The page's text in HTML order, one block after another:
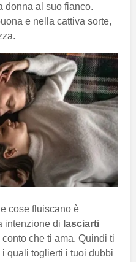
donna al suo fianco.
e nella cattiva sorte,
cose fluiscano è
intenzione di lasciarti
che ti ama. Quindi ti
quali toglierti i tuoi dubbi